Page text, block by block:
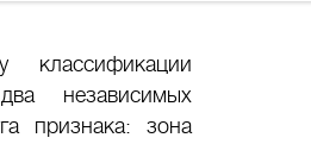
классификации
независимых
признака: зона